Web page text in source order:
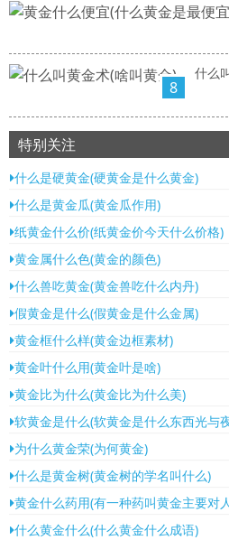
8
什么
特别关注
什么是硬黄金(硬黄金是什么黄金)
什么是黄金瓜(黄金瓜作用)
纸黄金什么价(纸黄金价今天什么价格)
黄金属什么色(黄金的颜色)
什么兽吃黄金(黄金兽吃什么内丹)
假黄金是什么(假黄金是什么金属)
黄金框什么样(黄金边框素材)
黄金叶什么用(黄金叶是啥)
黄金比为什么(黄金比为什么美)
软黄金是什么(软黄金是什么东西光与
为什么黄金荣(为何黄金)
什么是黄金树(黄金树的学名叫什么)
黄金什么药用(有一种药叫黄金主要对
什么黄金什么(什么黄金什么成语)